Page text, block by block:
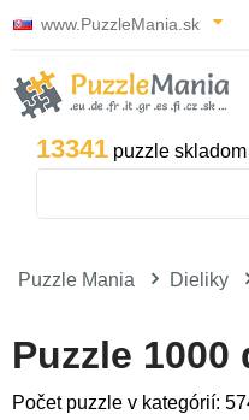
www.PuzzleMania.sk
13341 puzzle
Puzzle Mania Dieliky
Puzzle
Počet puzzle v kategórií: